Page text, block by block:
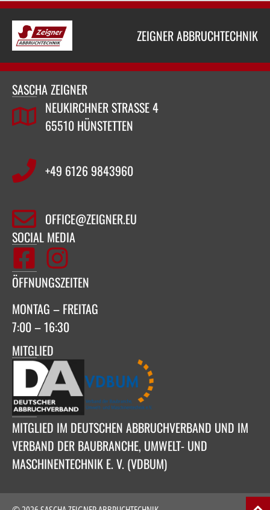
ZEIGNER ABBRUCHTECHNIK
SASCHA ZEIGNER
NEUKIRCHNER STRASSE 4
65510 HÜNSTETTEN
+49 6126 9843960‬
OFFICE@ZEIGNER.EU
SOCIAL MEDIA
ÖFFNUNGSZEITEN
MONTAG – FREITAG
7:00 – 16:30
MITGLIED
MITGLIED IM DEUTSCHEN ABBRUCHVERBAND UND IM
VERBAND DER BAUBRANCHE, UMWELT- UND
MASCHINENTECHNIK E. V. (VDBUM)